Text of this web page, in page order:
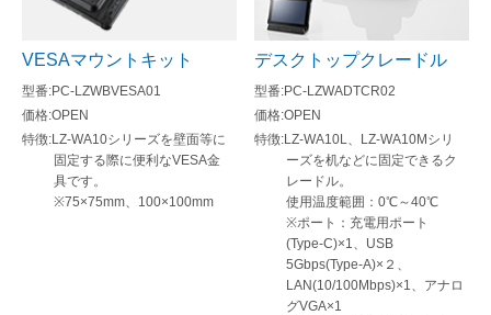
VESAマウントキット
PC-LZWBVESA01
OPEN
LZ-WA10シリーズを壁面等に
固定する際に便利なVESA金
具です。
※75×75mm、100×100mm
デスクトップクレードル
PC-LZWADTCR02
OPEN
LZ-WA10L、LZ-WA10Mシリ
ーズを机などに固定できるク
レードル。
使用温度範囲：0℃～40℃
※ポート：充電用ポート
(Type-C)×1、USB
5Gbps(Type-A)×２、
LAN(10/100Mbps)×1、アナロ
グVGA×1